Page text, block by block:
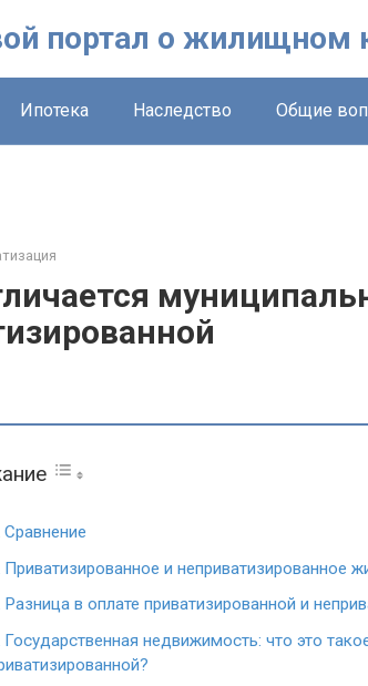
портал о жилищном
Ипотека Наследство Общие
Сравнение
Приватизированное и неприватизированное
Разница в оплате приватизированной и
Государственная недвижимость: что это